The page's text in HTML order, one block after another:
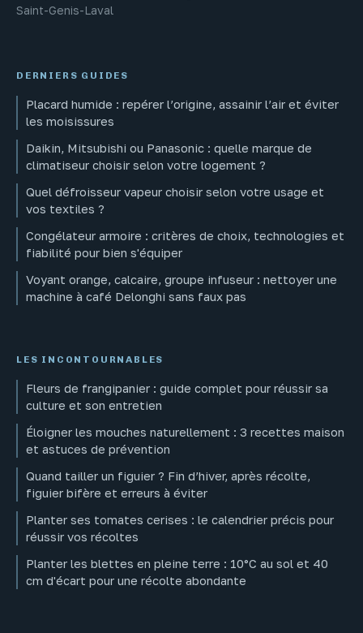
Saint-Genis-Laval
DERNIERS GUIDES
Placard humide : repérer l’origine, assainir l’air et éviter
les moisissures
Daikin, Mitsubishi ou Panasonic : quelle marque de
climatiseur choisir selon votre logement ?
Quel défroisseur vapeur choisir selon votre usage et
vos textiles ?
Congélateur armoire : critères de choix, technologies et
fiabilité pour bien s'équiper
Voyant orange, calcaire, groupe infuseur : nettoyer une
machine à café Delonghi sans faux pas
LES INCONTOURNABLES
Fleurs de frangipanier : guide complet pour réussir sa
culture et son entretien
Éloigner les mouches naturellement : 3 recettes maison
et astuces de prévention
Quand tailler un figuier ? Fin d’hiver, après récolte,
figuier bifère et erreurs à éviter
Planter ses tomates cerises : le calendrier précis pour
réussir vos récoltes
Planter les blettes en pleine terre : 10°C au sol et 40
cm d'écart pour une récolte abondante